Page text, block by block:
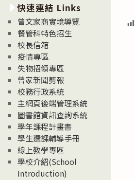
消
息
News
快速連結 Links
曾文家商實境導覽
餐管科特色招生
校長信箱
疫情專區
失物招領專區
曾家新聞剪報
校務行政系統
主網頁後端管理系統
圖書館資訊查詢系統
學年課程計畫書
學生選課輔導手冊
線上教學專區
學校介紹(School
Introduction)